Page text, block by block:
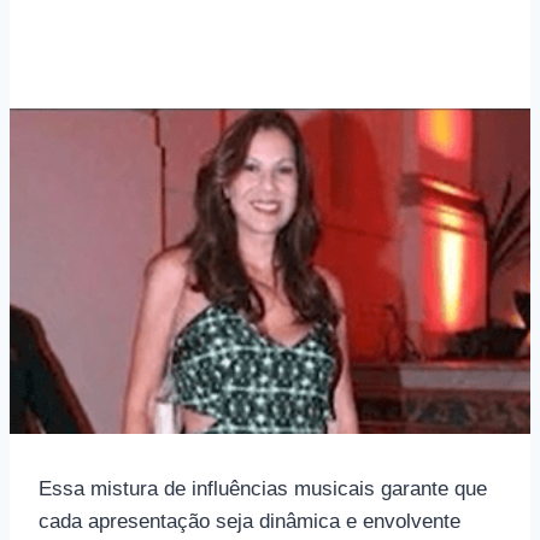
Essa mistura de influências musicais garante que
cada apresentação seja dinâmica e envolvente